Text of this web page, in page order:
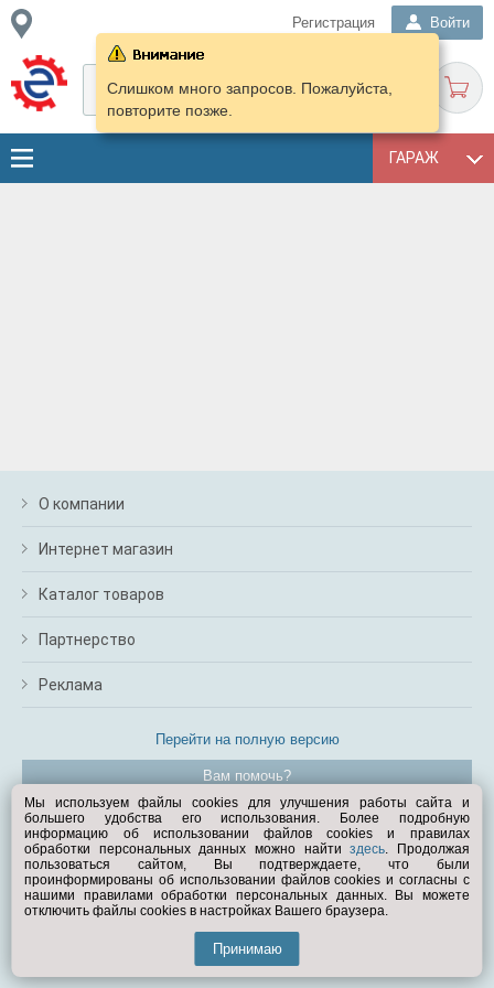
Регистрация Войти
ГАРАЖ
Слишком много запросов. Пожалуйста,
повторите позже.
О компании
Интернет магазин
Каталог товаров
Партнерство
Реклама
Перейти на полную версию
Вам помочь?
© Exist.ru 1998—2026
Мы используем файлы cookies для улучшения работы сайта и
большего удобства его использования. Более подробную
информацию об использовании файлов cookies и правилах
обработки персональных данных можно найтиздесь. Продолжая
пользоваться сайтом, Вы подтверждаете, что были
проинформированы об использовании файлов cookies и согласны с
нашими правилами обработки персональных данных. Вы можете
отключить файлы cookies в настройках Вашего браузера.
Принимаю